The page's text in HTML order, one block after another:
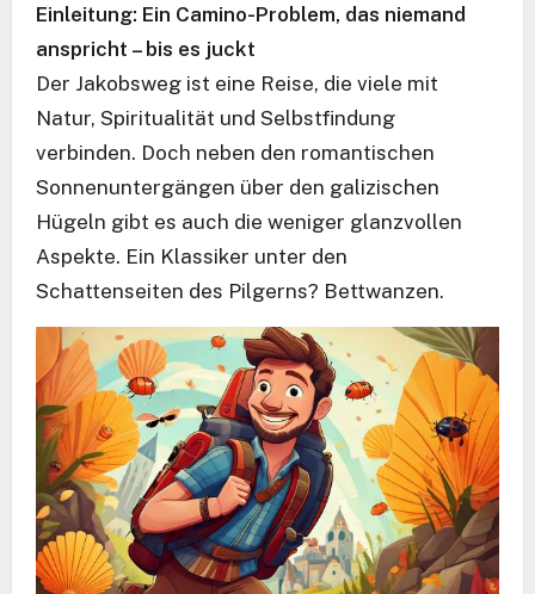
Einleitung: Ein Camino-Problem, das niemand
anspricht – bis es juckt
Der Jakobsweg ist eine Reise, die viele mit
Natur, Spiritualität und Selbstfindung
verbinden. Doch neben den romantischen
Sonnenuntergängen über den galizischen
Hügeln gibt es auch die weniger glanzvollen
Aspekte. Ein Klassiker unter den
Schattenseiten des Pilgerns? Bettwanzen.